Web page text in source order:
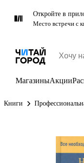
Откройте в
Место встречи с
МагазиныАкции
Книги